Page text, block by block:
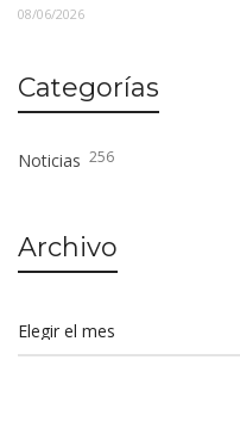
08/06/2026
Categorías
Noticias 256
Archivo